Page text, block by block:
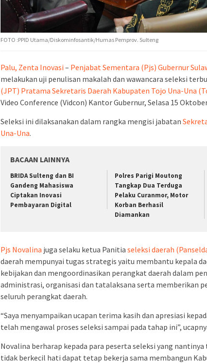
FOTO :PPID Utama/Diskominfosantik/Humas Pemprov. Sulteng
Palu, Zenta Inovasi – Penjabat Sementara (Pjs) Gubernur
melakukan uji penulisan makalah dan wawancara seleksi
(JPT) Pratama Sekretaris Daerah Kabupaten Tojo Una-Una
Video Conference (Vidcon) Kantor Gubernur, Selasa 15
Seleksi ini dilaksanakan dalam rangka mengisi jabatan
Una-Una.
BACAAN LAINNYA
BRIDA Sulteng dan BI
Gandeng Mahasiswa
Ciptakan Inovasi
Pembayaran Digital
Polres Parigi Moutong
Tangkap Dua Terduga
Pelaku Curanmor, Motor
Korban Berhasil
Diamankan
Pjs Novalina juga selaku ketua Panitia seleksi daerah
daerah mempunyai tugas strategis yaitu membantu kepala
kebijakan dan mengoordinasikan perangkat daerah dalam
administrasi, organisasi dan tatalaksana serta memberikan
seluruh perangkat daerah.
“Saya menyampaikan ucapan terima kasih dan apresiasi
telah mengawal proses seleksi sampai pada tahap ini”,
Novalina berharap kepada para peserta seleksi yang
tidak berkecil hati dapat tetap bekerja sama membangun